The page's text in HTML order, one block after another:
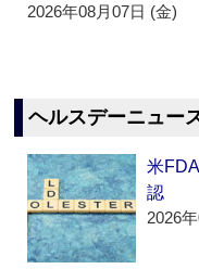
2026年08月07日 (金)
ヘルスデーニュー
米
認
2026